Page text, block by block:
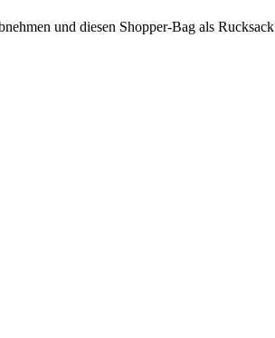
und diesen Shopper-Bag als